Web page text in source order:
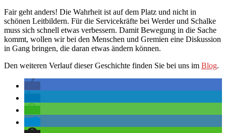
Fair geht anders! Die Wahrheit ist auf dem Platz und nicht in
schönen Leitbildern. Für die Servicekräfte bei Werder und Schalke
muss sich schnell etwas verbessern. Damit Bewegung in die Sache
kommt, wollen wir bei den Menschen und Gremien eine Diskussion
in Gang bringen, die daran etwas ändern können.
Den weiteren Verlauf dieser Geschichte finden Sie bei uns im Blog.